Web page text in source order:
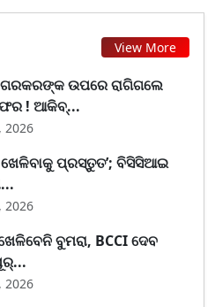
View More
ଉପରେ ରାଗିଗଲେ
! ଆକିବ୍...
2026
ଖେଳିବାକୁ ପ୍ରସ୍ତୁତ’; ବିସିସିଆଇ
2026
ବୁମରା, BCCI ଦେବ
2026